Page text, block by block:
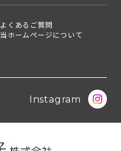
よくあるご質問
当ホームページについて
Instagram